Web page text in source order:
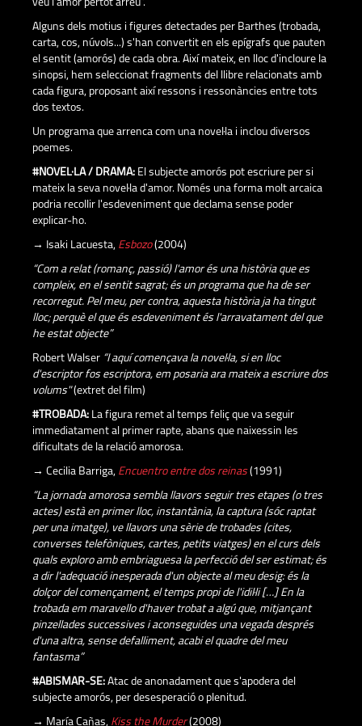
veu l'amor pertot arreu”.
Alguns dels motius i figures detectades per Barthes (trobada,
carta, cos, núvols...) s'han convertit en els epígrafs que pauten
el sentit (amorós) de cada obra. Així mateix, en lloc d'incloure la
sinopsi, hem seleccionat fragments del llibre relacionats amb
cada figura, proposant així ressons i ressonàncies entre tots
dos textos.
Un programa que arrenca com una novel·la i inclou diversos
poemes.
#NOVEL·LA / DRAMA: El subjecte amorós pot escriure per si
mateix la seva novel·la d'amor. Només una forma molt arcaica
podria recollir l'esdeveniment que declama sense poder
explicar-ho.
→ Isaki Lacuesta, Esbozo(2004)
“Com a relat (romanç, passió) l'amor és una història que es
compleix, en el sentit sagrat; és un programa que ha de ser
recorregut. Pel meu, per contra, aquesta història ja ha tingut
lloc; perquè el que és esdeveniment és l'arravatament del que
he estat objecte”
Robert Walser “I aquí començava la novel·la, si en lloc
d'escriptor fos escriptora, em posaria ara mateix a escriure dos
volums"(extret del film)
#TROBADA: La figura remet al temps feliç que va seguir
immediatament al primer rapte, abans que naixessin les
dificultats de la relació amorosa.
→ Cecilia Barriga, Encuentro entre dos reinas (1991)
“La jornada amorosa sembla llavors seguir tres etapes (o tres
actes) està en primer lloc, instantània, la captura (sóc raptat
per una imatge), ve llavors una sèrie de trobades (cites,
converses telefòniques, cartes, petits viatges) en el curs dels
quals exploro amb embriaguesa la perfecció del ser estimat; és
a dir l'adequació inesperada d'un objecte al meu desig: és la
dolçor del començament, el temps propi de l'idil·li […] En la
trobada em maravello d'haver trobat a algú que, mitjançant
pinzellades successives i aconseguides una vegada després
d'una altra, sense defalliment, acabi el quadre del meu
fantasma”
#ABISMAR-SE: Atac de anonadament que s'apodera del
subjecte amorós, per desesperació o plenitud.
→ María Cañas, Kiss the Murder (2008)